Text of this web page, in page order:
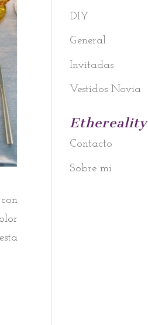
DIY
General
Invitadas
Vestidos Novia
Ethereality
Contacto
Sobre mi